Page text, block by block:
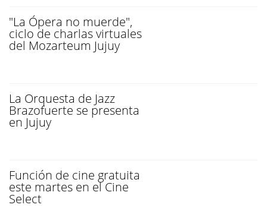
"La Ópera no muerde",
ciclo de charlas virtuales
del Mozarteum Jujuy
La Orquesta de Jazz
Brazofuerte se presenta
en Jujuy
Función de cine gratuita
este martes en el Cine
Select